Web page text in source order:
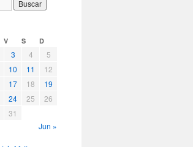
V S D
3 4
5
10 11
12
17 18
19
24 25
26
31
Jun »